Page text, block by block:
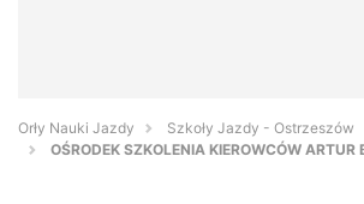
Orły Nauki Jazdy
Szkoły Jazdy - Ostrzeszów
OŚRODEK SZKOLENIA KIEROWCÓW ARTUR